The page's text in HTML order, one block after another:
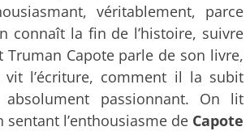
véritablement, parce
connaît la fin de l’histoire, suivre
Truman Capote parle de son livre,
l’écriture, comment il la subit
absolument passionnant. On lit
sentant l’enthousiasme de Capote